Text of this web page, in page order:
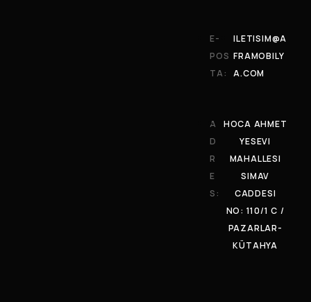
E-
POS
TA:
ILETISIM@A
FRAMOBILY
A.COM
A
D
R
E
S:
HOCA AHMET
YESEVI
MAHALLESI
SIMAV
CADDESI
NO: 110/1 C /
PAZARLAR-
KÜTAHYA